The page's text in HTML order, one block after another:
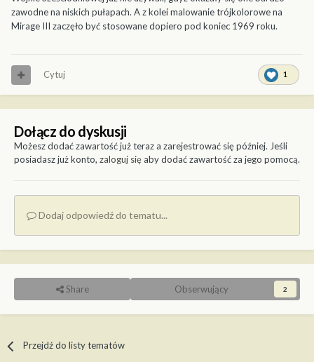
zawodne na niskich pułapach. A z kolei malowanie trójkolorowe na
Mirage III zaczęło być stosowane dopiero pod koniec 1969 roku.
1
Cytuj
Dołącz do dyskusji
Możesz dodać zawartość już teraz a zarejestrować się później. Jeśli
posiadasz już konto, zaloguj sięaby dodać zawartość za jego pomocą.
Dodaj odpowiedź do tematu...
Share Obserwujący 2
Przejdź do listy tematów